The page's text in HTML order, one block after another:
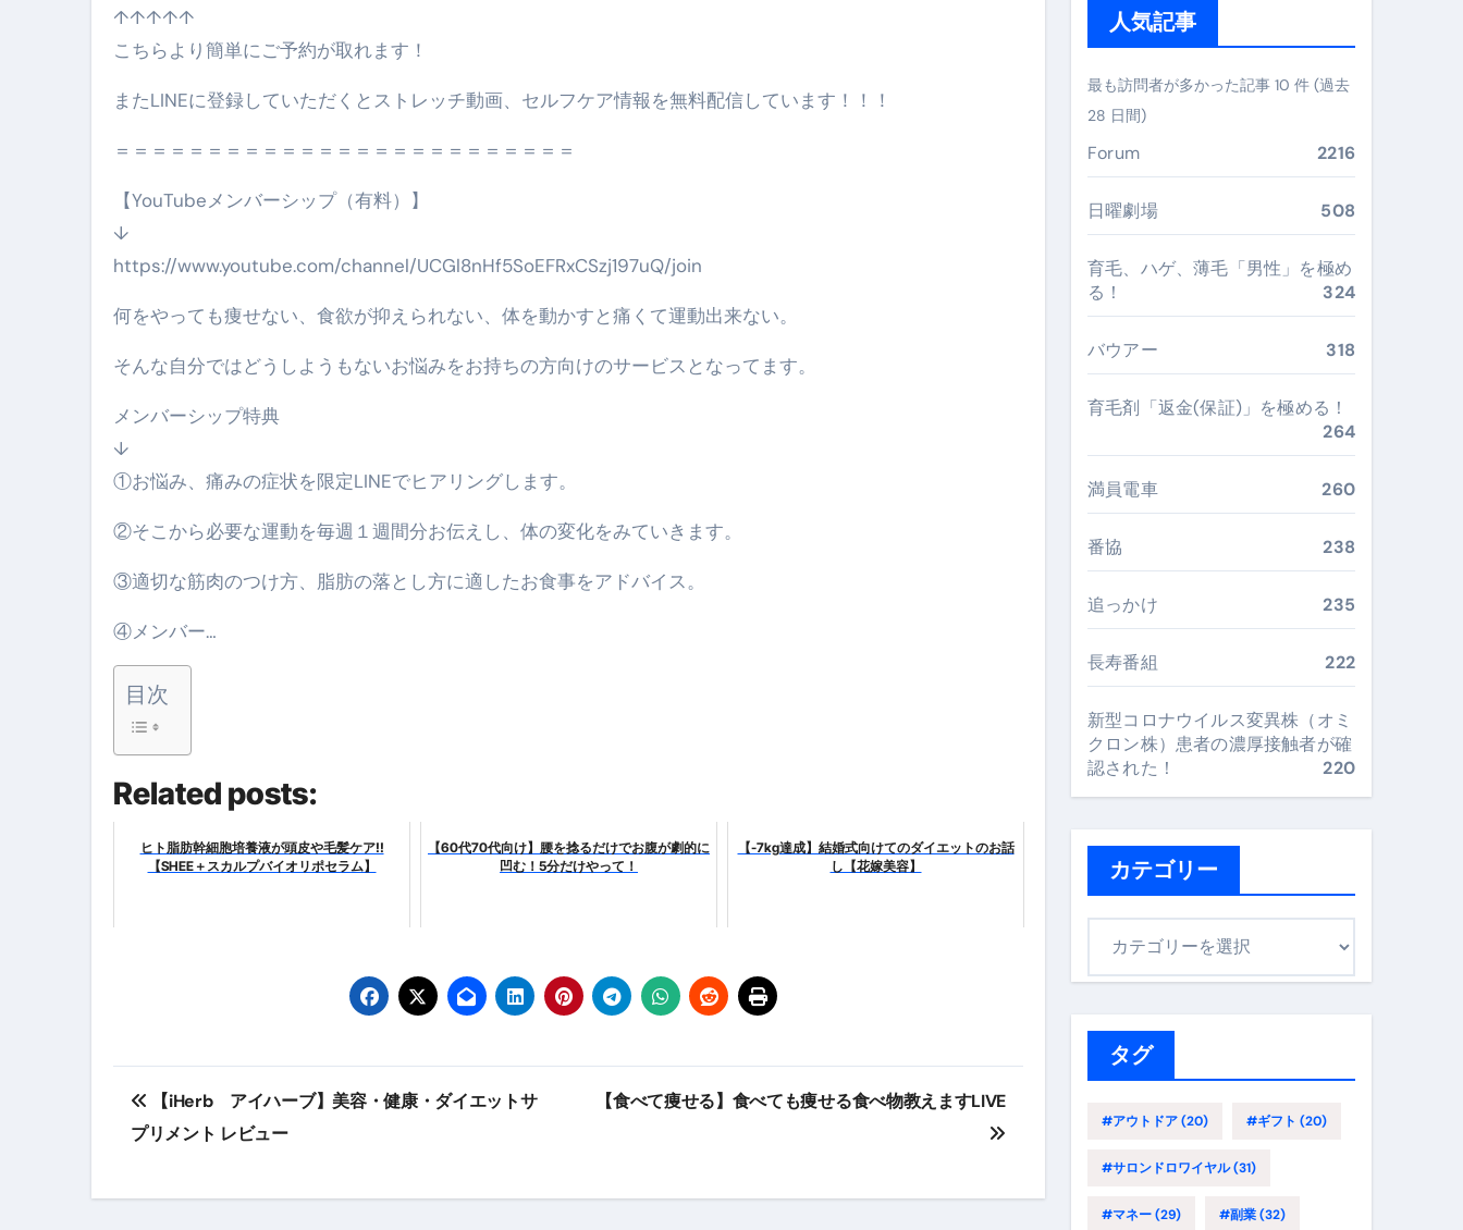
ブルーベリーを毎日食べたらどうなるの？②【30秒でわかる効果まとめ】#ダイエット #筋トレ #美容 #健康 #雑学 #ナレーター #小林将大
バナナを毎日食べたらどうなるの？①【30秒でわかる効果まとめ】#バナナ #ダイエット #筋トレ #美容 #健康 #雑学 #ナレーター #小林将大
かいまき（掻巻き）超完全ガイド｜“着る布団”で肩・首・足元の冷えを根こそぎ防ぐ！素材別おすすめ・選び方・洗い方・Q&Aまで
【アシストステッパー】ハンドル付き・筋力アシスト・ツイスト・天然木まで徹底分類！室内で“足腰と体幹”を育てる選び方＆続け方ガイド
【2026年最新保存版】エアトリ超新春セール＆セット割完全攻略ガイド｜海外・国内旅行を最安値で実現する究極の旅術
コロナウイルス完全解説ガイド ― 正しく知ることが、最大の感染対策になる ―
「3秒で整う、新しい栄養補給」 飲むミスト（IN MIST）とは何か──「飲む」という行為を再定義する新しいサプリ体験
クリスマスの魔法で、心と未来を彩る方法――「ただのイベント」を一生の思い出に変える完全ガイドブック
【最新】手袋の選び方 完全ガイド｜スマホ対応・防寒・撥水・作業用（ニトリル/ビニール）まで目的別に失敗しない
失敗しない「爪切り」完全ガイド：高級クリッパー・ニッパー・電動まで、硬い爪／巻き爪／飛び散り対策の選び方
失敗しない「カニ」完全ガイド：ズワイ・タラバ・ポーション・カット済みの選び方と、年末年始に“満足度MAX”で食べるコツ
スイーツ完全ガイド ― 人生を少しだけ甘くする、現代スイーツ文化のすべて ―
「地震は突然、備えは今日から。」防災意識を日常に変える地震対策ステッカー
↑↑↑↑↑
こちらより簡単にご予約が取れます！
またLINEに登録していただくとストレッチ動画、セルフケア情報を無料配信しています！！！
＝＝＝＝＝＝＝＝＝＝＝＝＝＝＝＝＝＝＝＝＝＝＝＝＝
【YouTubeメンバーシップ（有料）】
↓
https://www.youtube.com/channel/UCGl8nHf5SoEFRxCSzj197uQ/join
何をやっても痩せない、食欲が抑えられない、体を動かすと痛くて運動出来ない。
そんな自分ではどうしようもないお悩みをお持ちの方向けのサービスとなってます。
メンバーシップ特典
↓
①お悩み、痛みの症状を限定LINEでヒアリングします。
②そこから必要な運動を毎週１週間分お伝えし、体の変化をみていきます。
③適切な筋肉のつけ方、脂肪の落とし方に適したお食事をアドバイス。
④メンバー…
目次
Related posts:
ヒト脂肪幹細胞培養液が頭皮や毛髪ケア!!
【SHEE＋スカルプバイオリポセラム】
【60代70代向け】腰を捻るだけでお腹が劇的に
凹む！5分だけやって！
【-7kg達成】結婚式向けてのダイエットのお話
し【花嫁美容】
投
稿
【iHerb アイハーブ】美容・健康・ダイエットサ
プリメント レビュー
【食べて痩せる】食べても痩せる食べ物教えますLIVE
人気記事
最も訪問者が多かった記事 10 件 (過去
28 日間)
Forum 2216
日曜劇場 508
育毛、ハゲ、薄毛「男性」を極め
る！
324
バウアー 318
育毛剤「返金(保証)」を極める！
264
満員電車 260
番協 238
追っかけ 235
長寿番組 222
新型コロナウイルス変異株（オミ
クロン株）患者の濃厚接触者が確
認された！
220
カテゴリー
タグ
#アウトドア(20) #ギフト (20)
#サロンドロワイヤル(31)
#マネー(29) #副業(32)